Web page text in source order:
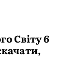
Свiту 6